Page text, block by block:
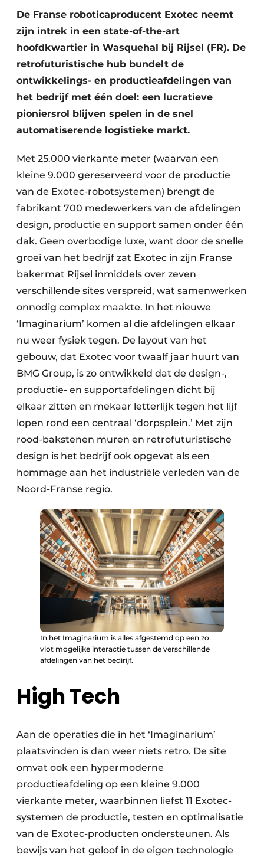
De Franse roboticaproducent Exotec neemt
zijn intrek in een state-of-the-art
hoofdkwartier in Wasquehal bij Rijsel (FR). De
retrofuturistische hub bundelt de
ontwikkelings- en productieafdelingen van
het bedrijf met één doel: een lucratieve
pioniersrol blijven spelen in de snel
automatiserende logistieke markt.
Met 25.000 vierkante meter (waarvan een
kleine 9.000 gereserveerd voor de productie
van de Exotec-robotsystemen) brengt de
fabrikant 700 medewerkers van de afdelingen
design, productie en support samen onder één
dak. Geen overbodige luxe, want door de snelle
groei van het bedrijf zat Exotec in zijn Franse
bakermat Rijsel inmiddels over zeven
verschillende sites verspreid, wat samenwerken
onnodig complex maakte. In het nieuwe
‘Imaginarium’ komen al die afdelingen elkaar
nu weer fysiek tegen. De layout van het
gebouw, dat Exotec voor twaalf jaar huurt van
BMG Group, is zo ontwikkeld dat de design-,
productie- en supportafdelingen dicht bij
elkaar zitten en mekaar letterlijk tegen het lijf
lopen rond een centraal ‘dorpsplein.’ Met zijn
rood-bakstenen muren en retrofuturistische
design is het bedrijf ook opgevat als een
hommage aan het industriële verleden van de
Noord-Franse regio.
In het Imaginarium is alles afgestemd op een zo
vlot mogelijke interactie tussen de verschillende
afdelingen van het bedirijf.
High Tech
Aan de operaties die in het ‘Imaginarium’
plaatsvinden is dan weer niets retro. De site
omvat ook een hypermoderne
productieafdeling op een kleine 9.000
vierkante meter, waarbinnen liefst 11 Exotec-
systemen de productie, testen en optimalisatie
van de Exotec-producten ondersteunen. Als
bewijs van het geloof in de eigen technologie